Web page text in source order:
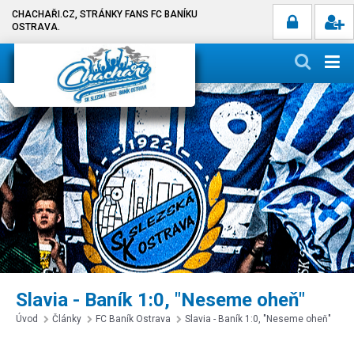
CHACHAŘI.CZ, STRÁNKY FANS FC BANÍKU
OSTRAVA.
Slavia - Baník 1:0, "Neseme oheň"
Úvod Články FC Baník Ostrava Slavia - Baník 1:0, "Neseme oheň"